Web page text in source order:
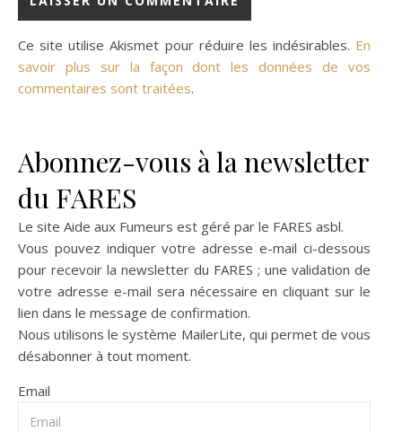
Ce site utilise Akismet pour réduire les indésirables. En
savoir plus sur la façon dont les données de vos
commentaires sont traitées.
Abonnez-vous à la newsletter
du FARES
Le site Aide aux Fumeurs est géré par le FARES asbl.
Vous pouvez indiquer votre adresse e-mail ci-dessous
pour recevoir la newsletter du FARES ; une validation de
votre adresse e-mail sera nécessaire en cliquant sur le
lien dans le message de confirmation.
Nous utilisons le système MailerLite, qui permet de vous
désabonner à tout moment.
Email